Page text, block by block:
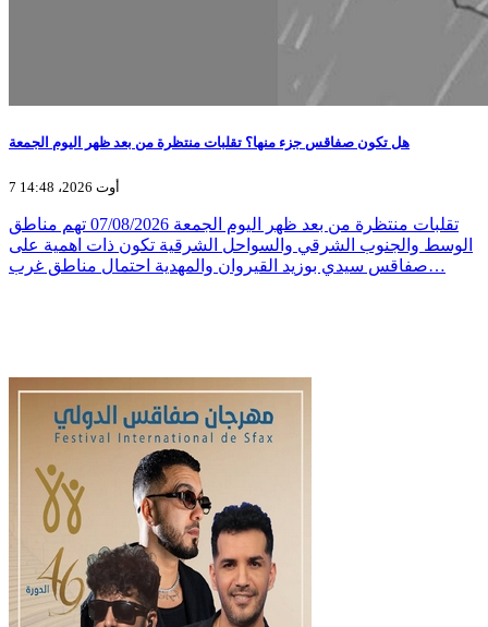
هل تكون صفاقس جزء منها؟ تقلبات منتظرة من بعد ظهر اليوم الجمعة
7 أوت 2026، 14:48
تقلبات منتظرة من بعد ظهر اليوم الجمعة 07/08/2026 تهم مناطق
الوسط والجنوب الشرقي والسواحل الشرقية تكون ذات اهمية على
صفاقس سيدي بوزيد القيروان والمهدية احتمال مناطق غرب…